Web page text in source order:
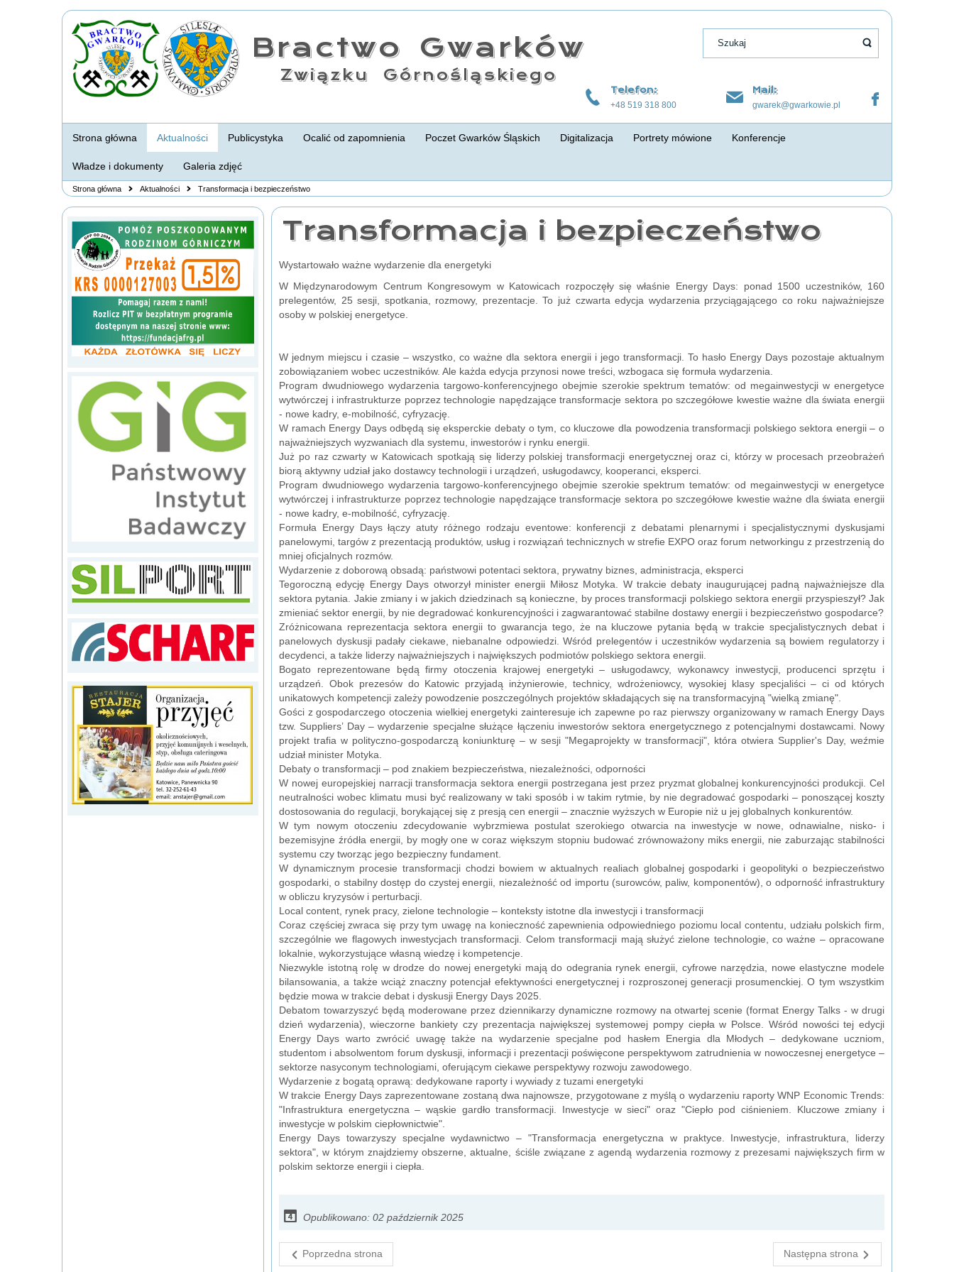
Bractwo Gwarków
Związku Górnośląskiego
Telefon:
+48 519 318 800
Mail:
gwarek@gwarkowie.pl
Strona główna Aktualności Publicystyka Ocalić od zapomnienia Poczet Gwarków Śląskich Digitalizacja Portrety mówione Konferencje
Władze i dokumenty Galeria zdjęć
Strona główna Aktualności Transformacja i bezpieczeństwo
Transformacja i bezpieczeństwo
Wystartowało ważne wydarzenie dla energetyki
W Międzynarodowym Centrum Kongresowym w Katowicach rozpoczęły się właśnie Energy Days: ponad 1500 uczestników, 160
prelegentów, 25 sesji, spotkania, rozmowy, prezentacje. To już czwarta edycja wydarzenia przyciągającego co roku najważniejsze
osoby w polskiej energetyce.
W jednym miejscu i czasie – wszystko, co ważne dla sektora energii i jego transformacji. To hasło Energy Days pozostaje aktualnym
zobowiązaniem wobec uczestników. Ale każda edycja przynosi nowe treści, wzbogaca się formuła wydarzenia.
Program dwudniowego wydarzenia targowo-konferencyjnego obejmie szerokie spektrum tematów: od megainwestycji w energetyce
wytwórczej i infrastrukturze poprzez technologie napędzające transformacje sektora po szczegółowe kwestie ważne dla świata energii
- nowe kadry, e-mobilność, cyfryzację.
W ramach Energy Days odbędą się eksperckie debaty o tym, co kluczowe dla powodzenia transformacji polskiego sektora energii – o
najważniejszych wyzwaniach dla systemu, inwestorów i rynku energii.
Już po raz czwarty w Katowicach spotkają się liderzy polskiej transformacji energetycznej oraz ci, którzy w procesach przeobrażeń
biorą aktywny udział jako dostawcy technologii i urządzeń, usługodawcy, kooperanci, eksperci.
Program dwudniowego wydarzenia targowo-konferencyjnego obejmie szerokie spektrum tematów: od megainwestycji w energetyce
wytwórczej i infrastrukturze poprzez technologie napędzające transformacje sektora po szczegółowe kwestie ważne dla świata energii
- nowe kadry, e-mobilność, cyfryzację.
Formuła Energy Days łączy atuty różnego rodzaju eventowe: konferencji z debatami plenarnymi i specjalistycznymi dyskusjami
panelowymi, targów z prezentacją produktów, usług i rozwiązań technicznych w strefie EXPO oraz forum networkingu z przestrzenią do
mniej oficjalnych rozmów.
Wydarzenie z doborową obsadą: państwowi potentaci sektora, prywatny biznes, administracja, eksperci
Tegoroczną edycję Energy Days otworzył minister energii Miłosz Motyka. W trakcie debaty inaugurującej padną najważniejsze dla
sektora pytania. Jakie zmiany i w jakich dziedzinach są konieczne, by proces transformacji polskiego sektora energii przyspieszył? Jak
zmieniać sektor energii, by nie degradować konkurencyjności i zagwarantować stabilne dostawy energii i bezpieczeństwo gospodarce?
Zróżnicowana reprezentacja sektora energii to gwarancja tego, że na kluczowe pytania będą w trakcie specjalistycznych debat i
panelowych dyskusji padały ciekawe, niebanalne odpowiedzi. Wśród prelegentów i uczestników wydarzenia są bowiem regulatorzy i
decydenci, a także liderzy najważniejszych i największych podmiotów polskiego sektora energii.
Bogato reprezentowane będą firmy otoczenia krajowej energetyki – usługodawcy, wykonawcy inwestycji, producenci sprzętu i
urządzeń. Obok prezesów do Katowic przyjadą inżynierowie, technicy, wdrożeniowcy, wysokiej klasy specjaliści – ci od których
unikatowych kompetencji zależy powodzenie poszczególnych projektów składających się na transformacyjną "wielką zmianę".
Gości z gospodarczego otoczenia wielkiej energetyki zainteresuje ich zapewne po raz pierwszy organizowany w ramach Energy Days
tzw. Suppliers’ Day – wydarzenie specjalne służące łączeniu inwestorów sektora energetycznego z potencjalnymi dostawcami. Nowy
projekt trafia w polityczno-gospodarczą koniunkturę – w sesji "Megaprojekty w transformacji", która otwiera Supplier's Day, weźmie
udział minister Motyka.
Debaty o transformacji – pod znakiem bezpieczeństwa, niezależności, odporności
W nowej europejskiej narracji transformacja sektora energii postrzegana jest przez pryzmat globalnej konkurencyjności produkcji. Cel
neutralności wobec klimatu musi być realizowany w taki sposób i w takim rytmie, by nie degradować gospodarki – ponoszącej koszty
dostosowania do regulacji, borykającej się z presją cen energii – znacznie wyższych w Europie niż u jej globalnych konkurentów.
W tym nowym otoczeniu zdecydowanie wybrzmiewa postulat szerokiego otwarcia na inwestycje w nowe, odnawialne, nisko- i
bezemisyjne źródła energii, by mogły one w coraz większym stopniu budować zrównoważony miks energii, nie zaburzając stabilności
systemu czy tworząc jego bezpieczny fundament.
W dynamicznym procesie transformacji chodzi bowiem w aktualnych realiach globalnej gospodarki i geopolityki o bezpieczeństwo
gospodarki, o stabilny dostęp do czystej energii, niezależność od importu (surowców, paliw, komponentów), o odporność infrastruktury
w obliczu kryzysów i perturbacji.
Local content, rynek pracy, zielone technologie – konteksty istotne dla inwestycji i transformacji
Coraz częściej zwraca się przy tym uwagę na konieczność zapewnienia odpowiedniego poziomu local contentu, udziału polskich firm,
szczególnie we flagowych inwestycjach transformacji. Celom transformacji mają służyć zielone technologie, co ważne – opracowane
lokalnie, wykorzystujące własną wiedzę i kompetencje.
Niezwykle istotną rolę w drodze do nowej energetyki mają do odegrania rynek energii, cyfrowe narzędzia, nowe elastyczne modele
bilansowania, a także wciąż znaczny potencjał efektywności energetycznej i rozproszonej generacji prosumenckiej. O tym wszystkim
będzie mowa w trakcie debat i dyskusji Energy Days 2025.
Debatom towarzyszyć będą moderowane przez dziennikarzy dynamiczne rozmowy na otwartej scenie (format Energy Talks - w drugi
dzień wydarzenia), wieczorne bankiety czy prezentacja największej systemowej pompy ciepła w Polsce. Wśród nowości tej edycji
Energy Days warto zwrócić uwagę także na wydarzenie specjalne pod hasłem Energia dla Młodych – dedykowane uczniom,
studentom i absolwentom forum dyskusji, informacji i prezentacji poświęcone perspektywom zatrudnienia w nowoczesnej energetyce –
sektorze nasyconym technologiami, oferującym ciekawe perspektywy rozwoju zawodowego.
Wydarzenie z bogatą oprawą: dedykowane raporty i wywiady z tuzami energetyki
W trakcie Energy Days zaprezentowane zostaną dwa najnowsze, przygotowane z myślą o wydarzeniu raporty WNP Economic Trends:
"Infrastruktura energetyczna – wąskie gardło transformacji. Inwestycje w sieci" oraz "Ciepło pod ciśnieniem. Kluczowe zmiany i
inwestycje w polskim ciepłownictwie".
Energy Days towarzyszy specjalne wydawnictwo – "Transformacja energetyczna w praktyce. Inwestycje, infrastruktura, liderzy
sektora", w którym znajdziemy obszerne, aktualne, ściśle związane z agendą wydarzenia rozmowy z prezesami największych firm w
polskim sektorze energii i ciepła.
Opublikowano: 02 październik 2025
Poprzedna strona Następna strona